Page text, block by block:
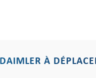
À